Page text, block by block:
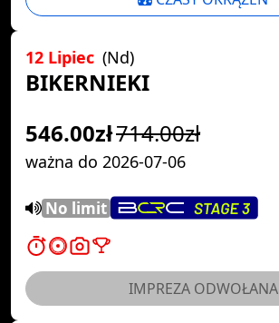
12 Lipiec (Nd)
BIKERNIEKI
546.00zł714.00zł
ważna do 2026-07-06
No limit
IMPREZA ODWOŁANA